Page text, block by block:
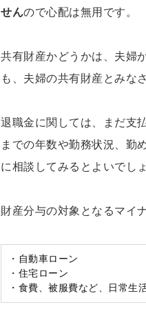
せんので心配は無用です。
共有財産かどうかは、夫婦
も、夫婦の共有財産とみな
退職金に関しては、まだ支
までの年数や勤務状況、勤
に相談してみるとよいでしょ
財産分与の対象となるマイ
・自動車ローン
・住宅ローン
・食費、被服費など、日常生